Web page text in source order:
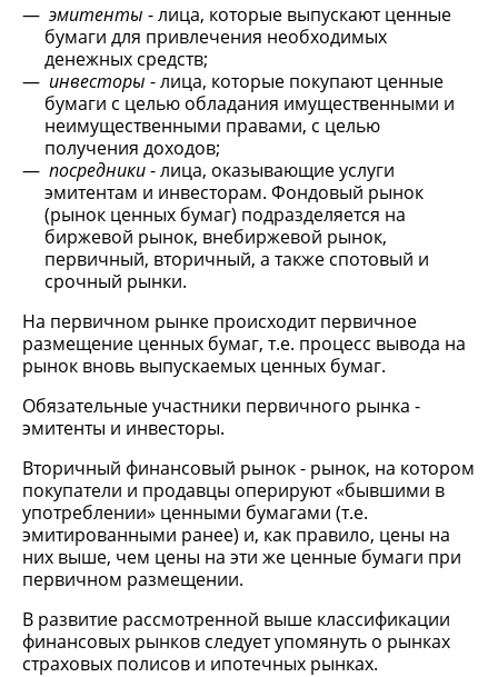
эмитенты - лица, которые выпускают ценные
бумаги для привлечения необходимых
денежных средств;
инвесторы - лица, которые покупают ценные
бумаги с целью обладания имущественными и
неимущественными правами, с целью
получения доходов;
посредники- лица, оказывающие услуги
эмитентам и инвесторам. Фондовый рынок
(рынок ценных бумаг) подразделяется на
биржевой рынок, внебиржевой рынок,
первичный, вторичный, а также спотовый и
срочный рынки.
На первичном рынке происходит первичное
размещение ценных бумаг, т.е. процесс вывода на
рынок вновь выпускаемых ценных бумаг.
Обязательные участники первичного рынка -
эмитенты и инвесторы.
Вторичный финансовый рынок - рынок, на котором
покупатели и продавцы оперируют «бывшими в
употреблении» ценными бумагами (т.е.
эмитированными ранее) и, как правило, цены на
них выше, чем цены на эти же ценные бумаги при
первичном размещении.
В развитие рассмотренной выше классификации
финансовых рынков следует упомянуть о рынках
страховых полисов и ипотечных рынках.